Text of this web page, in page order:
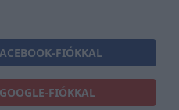
FIÓKKAL
FIÓKKAL